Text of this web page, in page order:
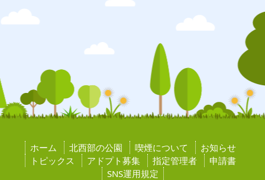
ホーム 北西部の公園 喫煙について
お知らせ
トピックス
アドプト募集 指定管理者
申請書
SNS運用規定